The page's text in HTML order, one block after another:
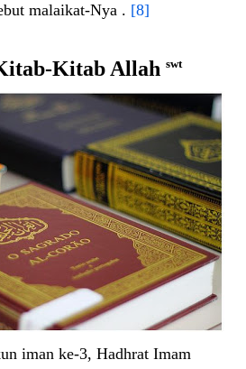
malaikat-Nya . [8]
Kitab Allah swt
iman ke-3, Hadhrat Imam